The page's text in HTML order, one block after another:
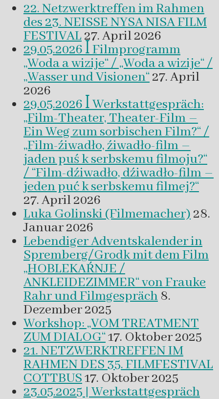
22. Netzwerktreffen im Rahmen
des 23. NEISSE NYSA NISA FILM
FESTIVAL27. April 2026
29.05.2026 ꟾ Filmprogramm
„Woda a wizije“ / „Woda a wizije“ /
„Wasser und Visionen“27. April
2026
29.05.2026 ꟾ Werkstattgespräch:
„Film-Theater, Theater-Film –
Ein Weg zum sorbischen Film?“ /
„Film-źiwadło, źiwadło-film –
jaden puś k serbskemu filmoju?“
/ “Film-dźiwadło, dźiwadło-film –
jeden puć k serbskemu filmej?“
27. April 2026
Luka Golinski (Filmemacher)28.
Januar 2026
Lebendiger Adventskalender in
Spremberg/Grodk mit dem Film
„HOBLEKAŔNJE /
ANKLEIDEZIMMER“ von Frauke
Rahr und Filmgespräch 8.
Dezember 2025
Workshop: „VOM TREATMENT
ZUM DIALOG“17. Oktober 2025
21. NETZWERKTREFFEN IM
RAHMEN DES 35. FILMFESTIVAL
COTTBUS17. Oktober 2025
23.05.2025 | Werkstattgespräch